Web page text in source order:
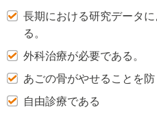
長期における研究データ
る。
外科治療が必要である。
あごの骨がやせることを防
自由診療である